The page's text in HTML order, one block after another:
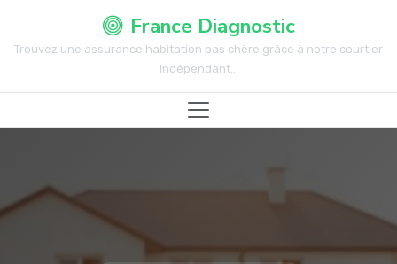
France Diagnostic
Trouvez une assurance habitation pas chère grâce à notre courtier
indépendant...